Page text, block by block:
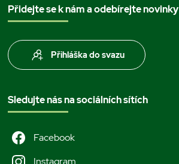
Přidejte se k nám a odebírejte novinky
Přihláška do svazu
Sledujte nás na sociálních sítích
Facebook
Instagram